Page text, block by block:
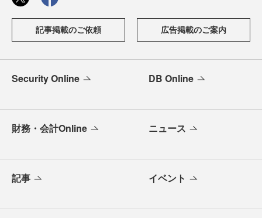
記事掲載のご依頼 広告掲載のご案内
Security Online DB Online
財務・会計Online ニュース
記事 イベント